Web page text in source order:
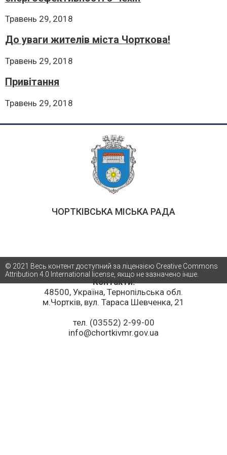
Травень 29, 2018
До уваги жителів міста Чорткова!
Травень 29, 2018
Привітання
Травень 29, 2018
ЧОРТКІВСЬКА МІСЬКА РАДА
Контакти:
48500, Україна, Тернопільська обл.
м.Чортків, вул. Тараса Шевченка, 21
тел. (03552) 2-99-00
info@chortkivmr.gov.ua
© 2021 Весь контент доступний за ліцензією Creative Commons
Attribution 4.0 International license, якщо не зазначено інше.